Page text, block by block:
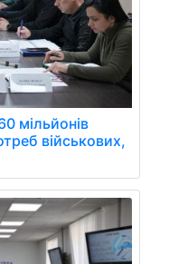
мільйонів
військових,